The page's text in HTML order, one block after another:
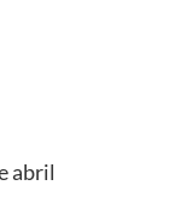
abril